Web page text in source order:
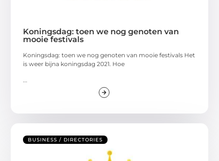
Koningsdag: toen we nog genoten van
mooie festivals
Koningsdag: toen we nog genoten van mooie festivals Het
is weer bijna koningsdag 2021. Hoe
BUSINESS / DIRECTORIES